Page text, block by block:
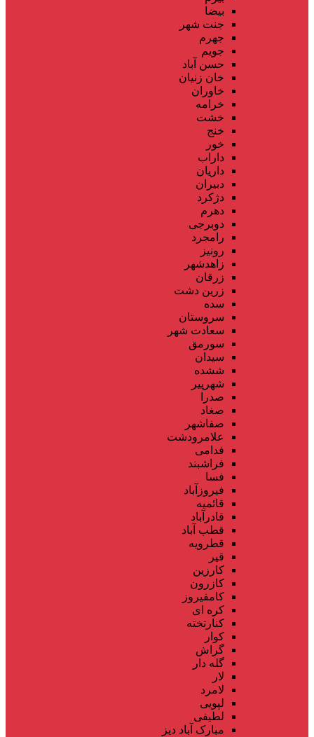
بیضا
جنت شهر
جهرم
جویم
حسن آباد
خان زنیان
خاوران
خرامه
خشت
خنج
خور
داراب
داریان
دبیران
دژکرد
دهرم
دوبرجی
رامجرد
رونیز
زاهدشهر
زرقان
زرین دشت
سده
سروستان
سعادت شهر
سورمق
سیدان
ششده
شهرپیر
صدرا
صغاد
صفاشهر
علامرودشت
فدامی
فراشبند
فسا
فیروزآباد
قائمیه
قادرآباد
قطب آباد
قطرویه
قیر
کارزین
کازرون
کامفیروز
کره ای
کنارتخته
کوار
گراش
گله دار
لار
لامرد
لپویی
لطیفی
مبارک آباد دیز